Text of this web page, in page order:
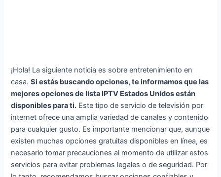
¡Hola! La siguiente noticia es sobre entretenimiento en
casa.Si estás buscando opciones, te informamos que las
mejores opciones de lista IPTV Estados Unidos están
disponibles para ti. Este tipo de servicio de televisión por
internet ofrece una amplia variedad de canales y contenido
para cualquier gusto. Es importante mencionar que, aunque
existen muchas opciones gratuitas disponibles en línea, es
necesario tomar precauciones al momento de utilizar estos
servicios para evitar problemas legales o de seguridad. Por